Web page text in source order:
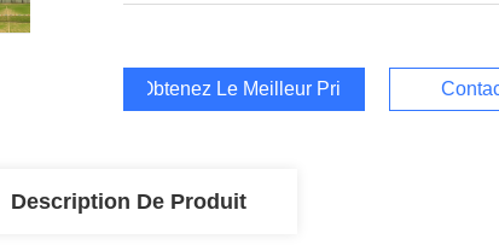
Obtenez Le Meilleur Prix
Description De Produit